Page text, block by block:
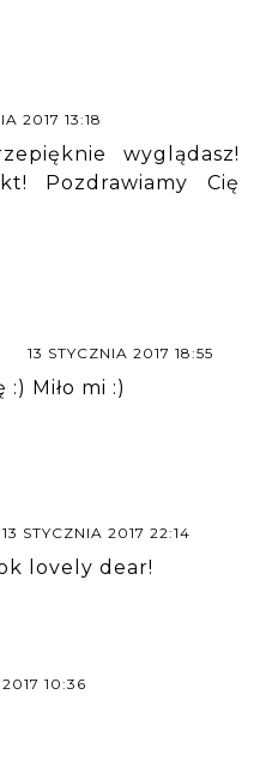
2017 13:18
wyglądasz!
Pozdrawiamy Cię
13 STYCZNIA 2017 18:55
Miło mi :)
13 STYCZNIA 2017 22:14
lovely dear!
10:36